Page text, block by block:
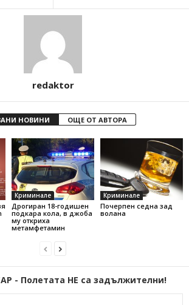
redaktor
НОВИНИ ОЩЕ ОТ АВТОРА
Криминале
Дрогиран 18-годишен
подкара кола, в джоба
му откриха
метамфетамин
Криминале
Почерпен седна зад
волана
- Полетата НЕ са задължителни!